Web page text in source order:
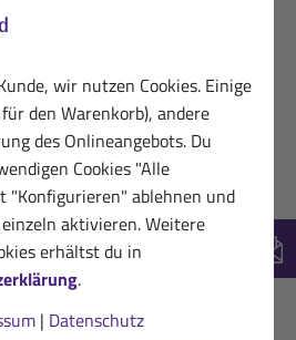
wir nutzen Cookies. Einige
den Warenkorb), andere
des Onlineangebots. Du
Cookies "Alle
"Konfigurieren" ablehnen und
aktivieren. Weitere
erhältst du in
.
| Datenschutz
nur Bewertungen mit Text
In die Berechnung der
auch Sternebewertungen
Kommentar ein.
100%
Deutsch(2)